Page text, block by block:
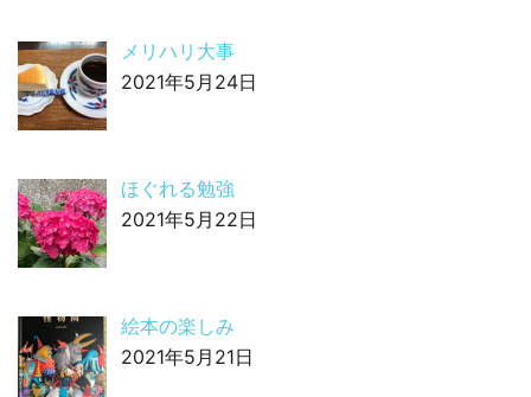
メリハリ大事
2021年5月24日
ほぐれる勉強
2021年5月22日
絵本の楽しみ
2021年5月21日